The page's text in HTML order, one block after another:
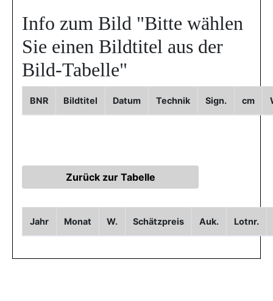
Info zum Bild "Bitte wählen
Sie einen Bildtitel aus der
Bild-Tabelle"
BNR Bildtitel Datum Technik Sign. cm
Jahr Monat W. Schätzpreis Auk. Lotnr.